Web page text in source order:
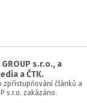
s.r.o., a
a ČTK.
zpřístupňování článků a
s.r.o. zakázáno.